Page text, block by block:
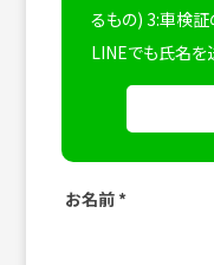
るもの) 3:車検証
LINEでも氏名を
お名前 *